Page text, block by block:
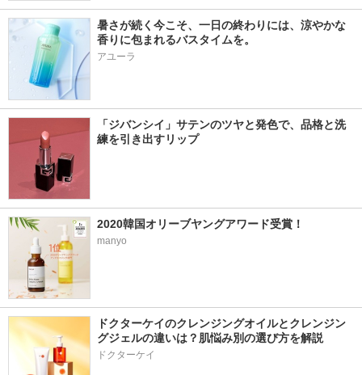
暑さが続く今こそ、一日の終わりには、涼やかな
香りに包まれるバスタイムを。
アユーラ
「ジバンシイ」サテンのツヤと発色で、品格と洗
練を引き出すリップ
2020韓国オリーブヤングアワード受賞！
manyo
ドクターケイのクレンジングオイルとクレンジン
グジェルの違いは？肌悩み別の選び方を解説
ドクターケイ